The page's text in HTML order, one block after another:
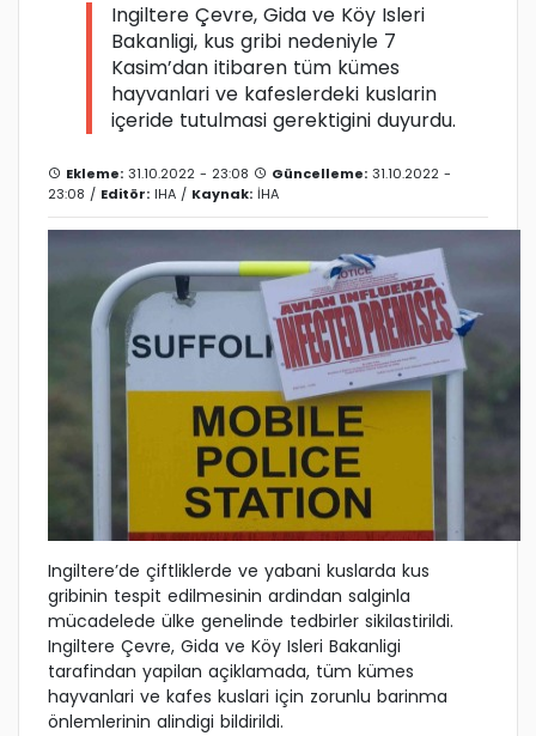
Ingiltere Çevre, Gida ve Köy Isleri
Bakanligi, kus gribi nedeniyle 7
Kasim’dan itibaren tüm kümes
hayvanlari ve kafeslerdeki kuslarin
içeride tutulmasi gerektigini duyurdu.
Ekleme: 31.10.2022 - 23:08 Güncelleme: 31.10.2022 -
23:08 / Editör: IHA / Kaynak: İHA
Ingiltere’de çiftliklerde ve yabani kuslarda kus
gribinin tespit edilmesinin ardindan salginla
mücadelede ülke genelinde tedbirler sikilastirildi.
Ingiltere Çevre, Gida ve Köy Isleri Bakanligi
tarafindan yapilan açiklamada, tüm kümes
hayvanlari ve kafes kuslari için zorunlu barinma
önlemlerinin alindigi bildirildi.